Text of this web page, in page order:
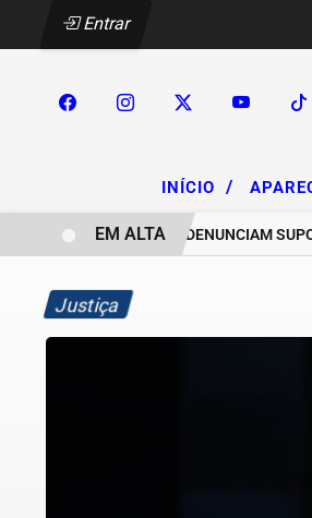
Entrar
INÍCIO /
CHACAREIROS DENUNCIAM
EM ALTA
Justiça